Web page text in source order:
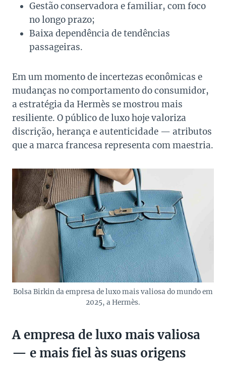
Gestão conservadora e familiar, com foco
no longo prazo;
Baixa dependência de tendências
passageiras.
Em um momento de incertezas econômicas e
mudanças no comportamento do consumidor,
a estratégia da Hermès se mostrou mais
resiliente. O público de luxo hoje valoriza
discrição, herança e autenticidade — atributos
que a marca francesa representa com maestria.
Bolsa Birkin da empresa de luxo mais valiosa do mundo em
2025, a Hermès.
A empresa de luxo mais valiosa
— e mais fiel às suas origens